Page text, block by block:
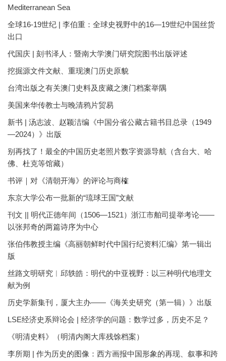
Mediterranean Sea
全球16-19世纪 | 李伯重：全球史视野中的16—19世纪中国丝货
出口
代国庆 | 刻书泽人：暨南大学澳门研究院图书出版评述
挖掘源文件文献、重现澳门历史原貌
台湾出版之有关澳门史料及庋藏之澳门档案举隅
美国来华传教士与晚清鸦片贸易
新书 | 汤志波、赵颖洁编《中国分省公藏古籍书目总录（1949
—2024）》出版
别再找了！最全的中国历史老照片数字资源导航（含台大、哈
佛、杜克等馆藏）
书评｜对《清朝开海》的评论与商榷
东京大学公布一批新的“琉球王国”文献
刊文 || 明代正德年间（1506—1521）浙江市舶司提举考论——
以张邦奇的两篇诗序为中心
张伯伟教授主编《高丽朝鲜时代中国行纪资料汇编》第一辑出
版
丝路文明研究︱邱轶皓：明代的中亚视野：以三种明代地理文
献为例
历史学新集刊，厦大主办——《海关史研究（第一辑）》出版
LSE经济史系辩论会 | 经济学的问题：数学过多，历史不足？
《明清史料》（明清内阁大库残馀档案）
李所期 | 作为历史的图像：西方画报中国形象的再现、叙事和跨